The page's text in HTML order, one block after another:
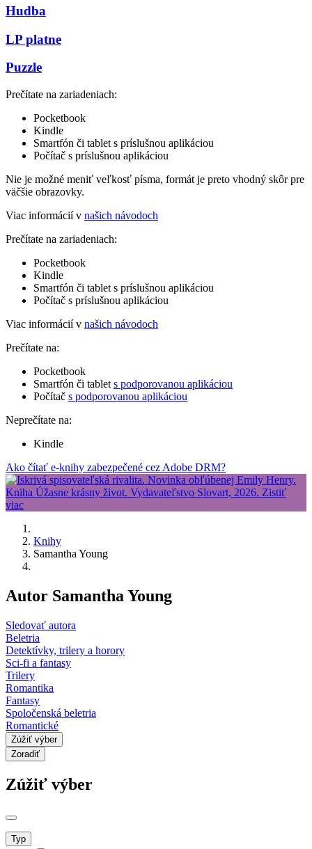
Hudba
LP platne
Puzzle
Prečítate na zariadeniach:
Pocketbook
Kindle
Smartfón či tablet s príslušnou aplikáciou
Počítač s príslušnou aplikáciou
Nie je možné meniť veľkosť písma, formát je preto vhodný skôr pre
väčšie obrazovky.
Viac informácií v našich návodoch
Prečítate na zariadeniach:
Pocketbook
Kindle
Smartfón či tablet s príslušnou aplikáciou
Počítač s príslušnou aplikáciou
Viac informácií v našich návodoch
Prečítate na:
Pocketbook
Smartfón či tablet s podporovanou aplikáciou
Počítač s podporovanou aplikáciou
Neprečítate na:
Kindle
Ako čítať e-knihy zabezpečené cez Adobe DRM?
Knihy
Samantha Young
Autor Samantha Young
Sledovať autora
Beletria
Detektívky, trilery a horory
Sci-fi a fantasy
Trilery
Romantika
Fantasy
Spoločenská beletria
Romantické
Zúžiť výber
Zoradiť
Zúžiť výber
Typ